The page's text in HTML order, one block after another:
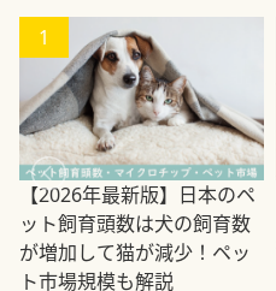
1
【2026年最新版】日本のペ
ット飼育頭数は犬の飼育数
が増加して猫が減少！ペッ
ト市場規模も解説